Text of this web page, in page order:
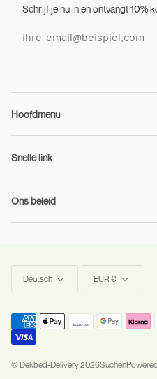
Schrijf je nu in en ontvangt 10%
Hoofdmenu
Snelle link
Ons beleid
Deutsch EUR €
©Dekbed-Delivery2026Suchen